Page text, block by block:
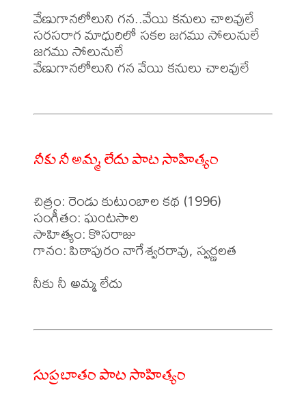
వేణుగానలోలుని గన..వేయి కనులు చాలవులే
సరసరాగ మాధురిలో సకల జగము సోలునులే
జగము సోలునులే
వేణుగానలోలుని గన వేయి కనులు చాలవులే
నీకు నీ అమ్మ లేదు పాట సాహిత్యం
చిత్రం: రెండు కుటుంబాల కథ (1996)
సంగీతం: ఘంటసాల
సాహిత్యం: కొసరాజు
గానం: పిఠాపురం నాగేశ్వరరావు, స్వర్ణలత
నీకు నీ అమ్మ లేదు
సుప్రబాతం పాట సాహిత్యం